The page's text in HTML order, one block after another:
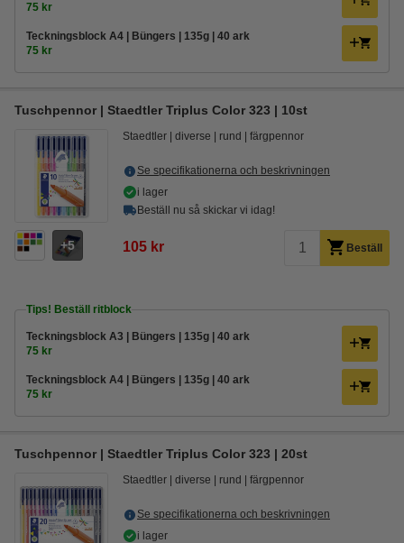
75 kr
Teckningsblock A4 | Büngers | 135g | 40 ark
75 kr
Tuschpennor | Staedtler Triplus Color 323 | 10st
5
Staedtler diverse rund färgpennor
Se specifikationerna och beskrivningen
i lager
Beställ nu så skickar vi idag!
105 kr Beställ
Tips! Beställ ritblock
Teckningsblock A3 | Büngers | 135g | 40 ark
75 kr
Teckningsblock A4 | Büngers | 135g | 40 ark
75 kr
Tuschpennor | Staedtler Triplus Color 323 | 20st
Staedtler diverse rund färgpennor
Se specifikationerna och beskrivningen
i lager